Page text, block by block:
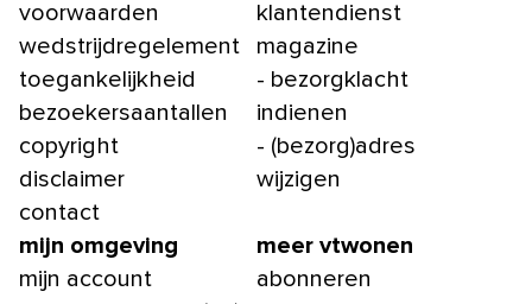
voorwaarden
wedstrijdregelement
toegankelijkheid
bezoekersaantallen
copyright
disclaimer
contact
klantendienst
magazine
- bezorgklacht
indienen
- (bezorg)adres
wijzigen
mijn omgeving
mijn account
meer vtwonen
abonneren